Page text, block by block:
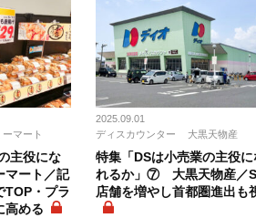
ーマート
主役にな
ート／記
TOP・プラ
高める
2025.09.01
ディスカウンター
大黒天物産
特集「DSは小売業の主役に
れるか」⑦ 大黒天物産／
店舗を増やし首都圏進出も